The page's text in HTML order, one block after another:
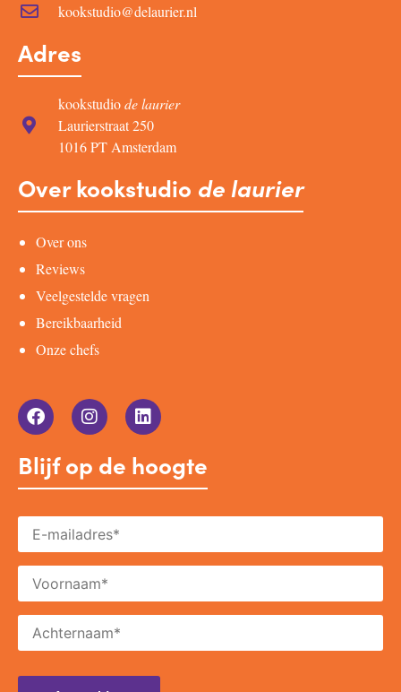
kookstudio@delaurier.nl
Adres
kookstudiode laurier
Laurierstraat 250
1016 PT Amsterdam
Over kookstudio de laurier
Over ons
Reviews
Veelgestelde vragen
Bereikbaarheid
Onze chefs
Blijf op de hoogte